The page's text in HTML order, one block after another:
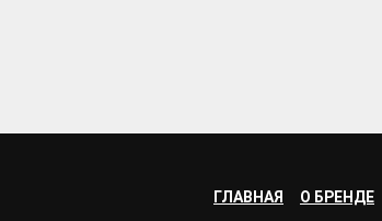
ГЛАВНАЯ О БРЕНДЕ